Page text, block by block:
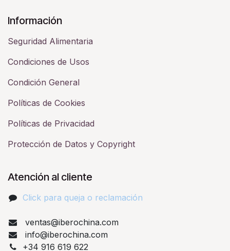
Información
Seguridad Alimentaria
Condiciones de Usos
Condición General
Políticas de Cookies
Políticas de Privacidad
Protección de Datos y Copyright
Atención al cliente
Click para queja o reclamación​
ventas@iberochina.com
info@iberochina.com
+34 916 619 622